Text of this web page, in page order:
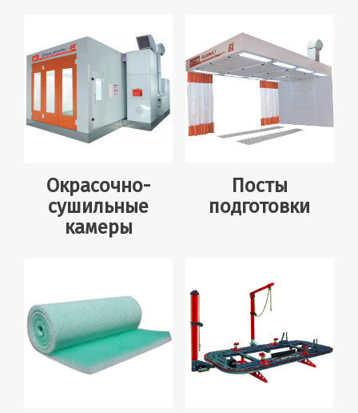
Окрасочно-
сушильные
камеры
Посты
подготовки